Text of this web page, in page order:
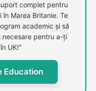
complet pentru
Marea Britanie. Te
academic și să
pentru a-ți
UK!"
Education